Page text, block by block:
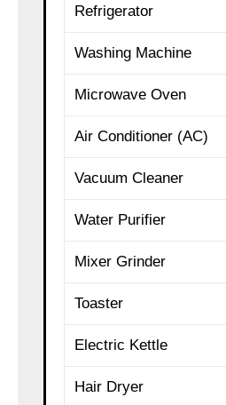
Refrigerator
Washing Machine
Microwave Oven
Air Conditioner (AC)
Vacuum Cleaner
Water Purifier
Mixer Grinder
Toaster
Electric Kettle
Hair Dryer